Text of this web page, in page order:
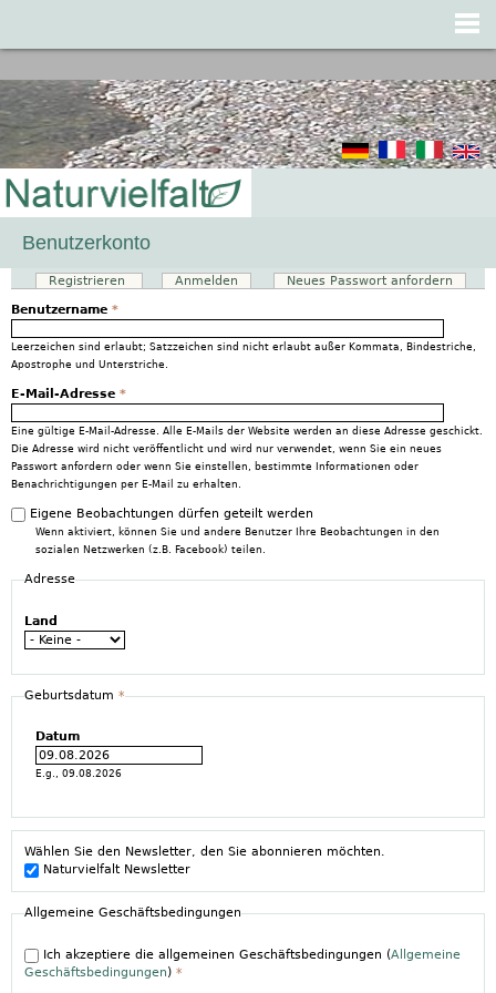
Benutzerkonto
Haupt-Reiter
Registrieren (aktiver Reiter)
Anmelden
Neues Passwort anfordern
Benutzername *
Leerzeichen sind erlaubt; Satzzeichen sind nicht erlaubt außer Kommata, Bindestriche,
Apostrophe und Unterstriche.
E-Mail-Adresse *
Eine gültige E-Mail-Adresse. Alle E-Mails der Website werden an diese Adresse geschickt.
Die Adresse wird nicht veröffentlicht und wird nur verwendet, wenn Sie ein neues
Passwort anfordern oder wenn Sie einstellen, bestimmte Informationen oder
Benachrichtigungen per E-Mail zu erhalten.
Eigene Beobachtungen dürfen geteilt werden
Wenn aktiviert, können Sie und andere Benutzer Ihre Beobachtungen in den
sozialen Netzwerken (z.B. Facebook) teilen.
Adresse
Land
Geburtsdatum *
Datum
E.g., 09.08.2026
Wählen Sie den Newsletter, den Sie abonnieren möchten.
Naturvielfalt Newsletter
Allgemeine Geschäftsbedingungen
Ich akzeptiere die allgemeinen Geschäftsbedingungen (Allgemeine
Geschäftsbedingungen) *